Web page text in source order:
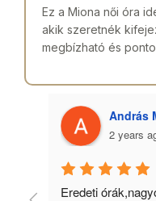
Ez a Miona női óra
akik szeretnék
megbízható és
András
2 years
Eredeti